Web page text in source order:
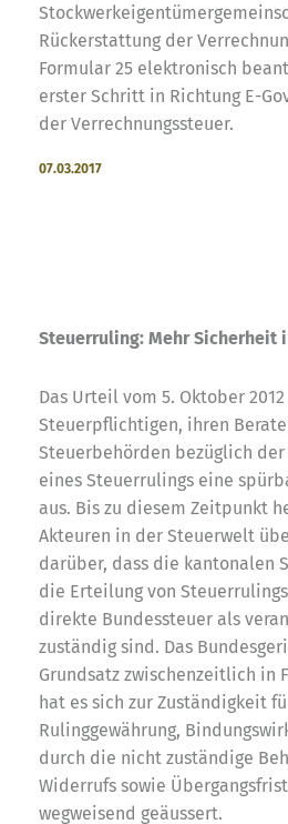
Rückerstattung der
Formular 25 elektronisch
erster Schritt in Richtung E-
der Verrechnungssteuer.
07.03.2017
Steuerruling: Mehr Sicherheit
Das Urteil vom 5. Oktober
Steuerpflichtigen, ihren
Steuerbehörden bezüglich
eines Steuerrulings eine
aus. Bis zu diesem Zeitpunkt
Akteuren in der Steuerwelt
darüber, dass die kantonalen
die Erteilung von
direkte Bundessteuer als
zuständig sind. Das
Grundsatz zwischenzeitlich in
hat es sich zur Zuständigkeit
Rulinggewährung,
durch die nicht zuständige
Widerrufs sowie
wegweisend geäussert.